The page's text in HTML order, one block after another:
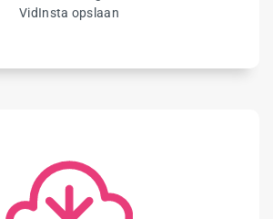
VidInsta opslaan